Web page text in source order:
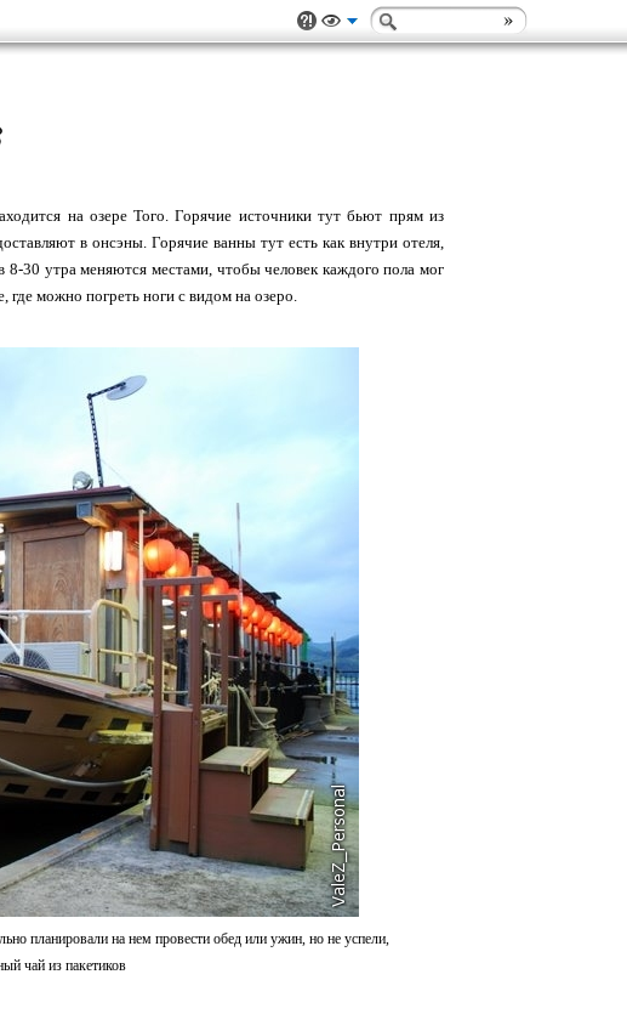
на озере Того. Горячие источники тут бьют прям из
в онсэны. Горячие ванны тут есть как внутри отеля,
30 утра меняются местами, чтобы человек каждого пола мог
где можно погреть ноги с видом на озеро.
планировали на нем провести обед или ужин, но не успели,
чай из пакетиков